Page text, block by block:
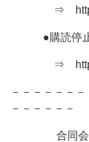
⇒ http://
●購読停止は
⇒ http://
－－－－－－
－－－－－－
合同会社